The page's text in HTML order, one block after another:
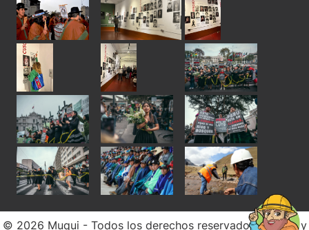
© 2026 Muqui - Todos los derechos reservados. Diseño y